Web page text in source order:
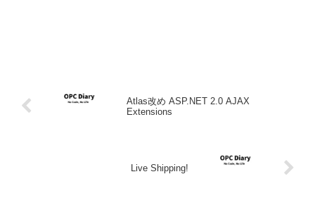
Atlas改め ASP.NET 2.0 AJAX
Extensions
Live Shipping!